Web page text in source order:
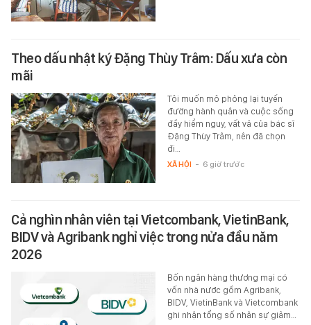
Theo dấu nhật ký Đặng Thùy Trâm: Dấu xưa còn
mãi
Tôi muốn mô phỏng lại tuyến
đường hành quân và cuộc sống
đầy hiểm nguy, vất vả của bác sĩ
Đặng Thùy Trâm, nên đã chọn
đi…
XÃ HỘI - 6 giờ trước
Cả nghìn nhân viên tại Vietcombank, VietinBank,
BIDV và Agribank nghỉ việc trong nửa đầu năm
2026
Bốn ngân hàng thương mại có
vốn nhà nước gồm Agribank,
BIDV, VietinBank và Vietcombank
ghi nhận tổng số nhân sự giảm…